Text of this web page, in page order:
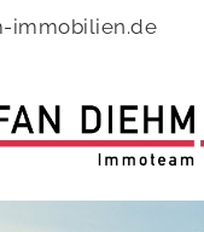
immobilien.de